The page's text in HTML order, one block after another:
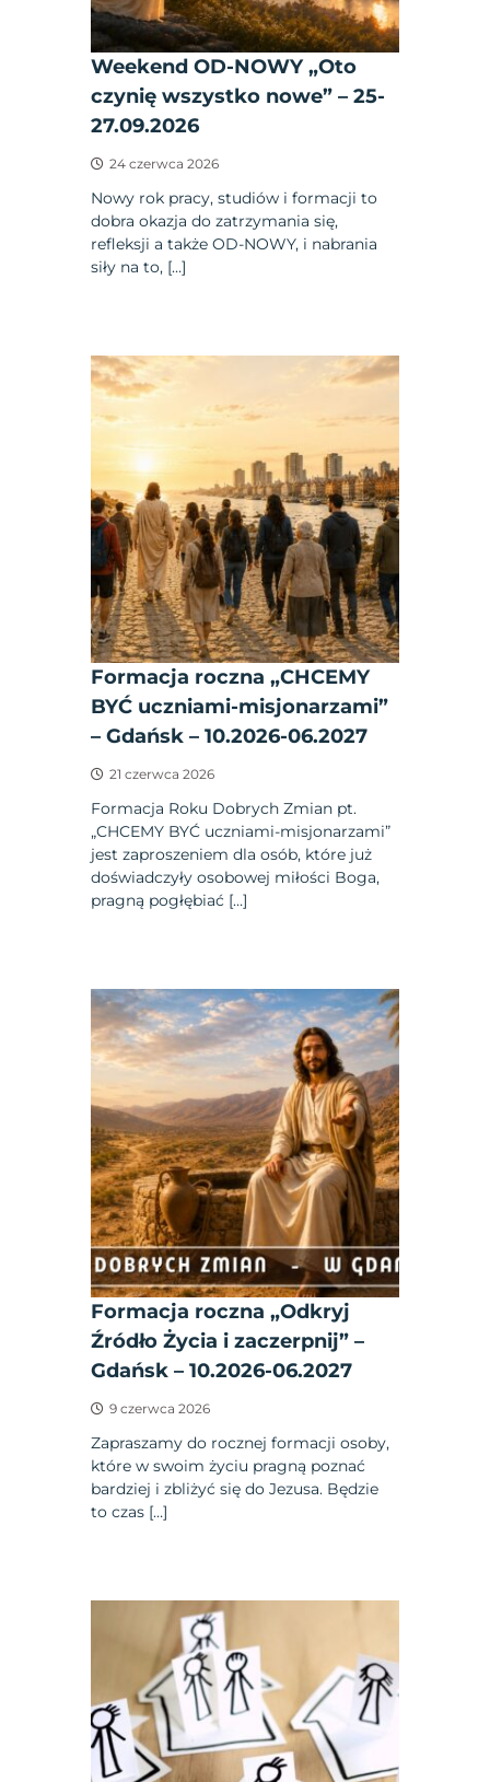
Weekend OD-NOWY „Oto
czynię wszystko nowe” – 25-
27.09.2026
24 czerwca 2026
Nowy rok pracy, studiów i formacji to
dobra okazja do zatrzymania się,
refleksji a także OD-NOWY, i nabrania
siły na to, […]
Formacja roczna „CHCEMY
BYĆ uczniami-misjonarzami”
– Gdańsk – 10.2026-06.2027
21 czerwca 2026
Formacja Roku Dobrych Zmian pt.
„CHCEMY BYĆ uczniami-misjonarzami”
jest zaproszeniem dla osób, które już
doświadczyły osobowej miłości Boga,
pragną pogłębiać […]
Formacja roczna „Odkryj
Źródło Życia i zaczerpnij” –
Gdańsk – 10.2026-06.2027
9 czerwca 2026
Zapraszamy do rocznej formacji osoby,
które w swoim życiu pragną poznać
bardziej i zbliżyć się do Jezusa. Będzie
to czas […]